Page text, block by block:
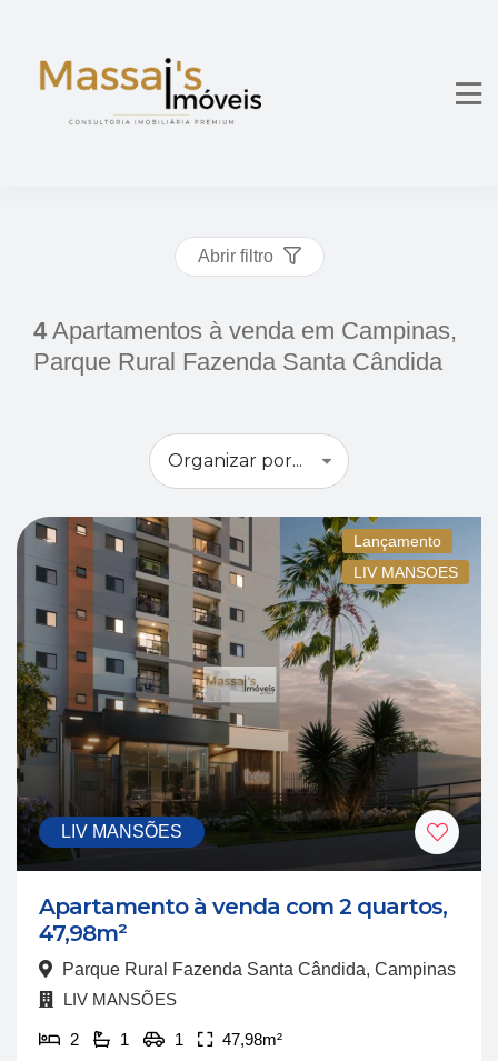
Abrir filtro
4 Apartamentos à venda em Campinas,
Parque Rural Fazenda Santa Cândida
Lançamento
LIV MANSOES
LIV MANSÕES
Apartamento à venda com 2 quartos,
47,98m²
Parque Rural Fazenda Santa Cândida, Campinas
LIV MANSÕES
2 1 1 47,98m²